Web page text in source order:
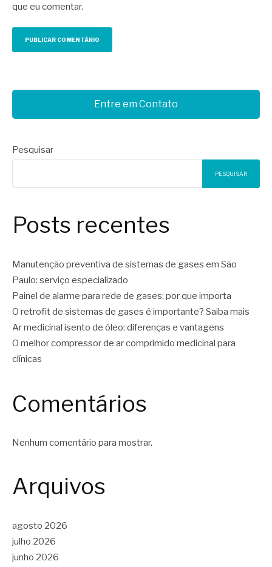
que eu comentar.
Entre em Contato
Pesquisar
PESQUISAR
Posts recentes
Manutenção preventiva de sistemas de gases em São
Paulo: serviço especializado
Painel de alarme para rede de gases: por que importa
O retrofit de sistemas de gases é importante? Saiba mais
Ar medicinal isento de óleo: diferenças e vantagens
O melhor compressor de ar comprimido medicinal para
clínicas
Comentários
Nenhum comentário para mostrar.
Arquivos
agosto 2026
julho 2026
junho 2026